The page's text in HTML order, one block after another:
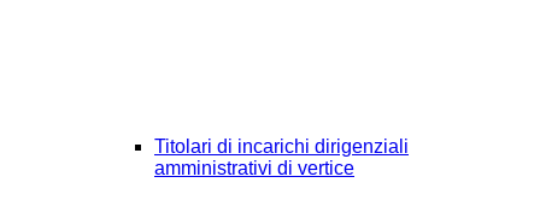
Titolari di incarichi dirigenziali
amministrativi di vertice